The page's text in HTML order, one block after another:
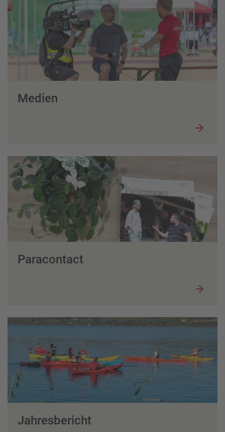
Medien
Paracontact
Jahresbericht